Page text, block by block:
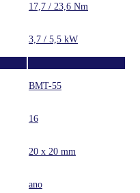
17,7 / 23,6 Nm
3,7 / 5,5 kW
BMT-55
16
20 x 20 mm
ano